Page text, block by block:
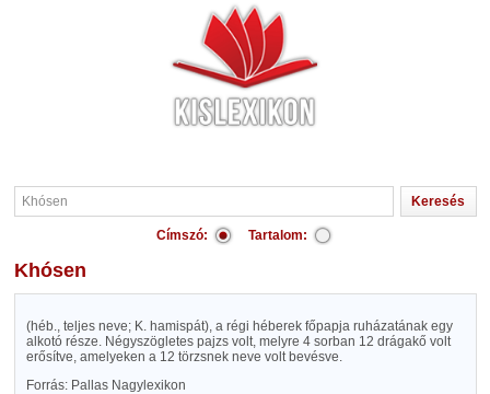
Címszó: Tartalom:
Khósen
(héb., teljes neve; K. hamispát), a régi héberek főpapja ruházatának egy
alkotó része. Négyszögletes pajzs volt, melyre 4 sorban 12 drágakő volt
erősítve, amelyeken a 12 törzsnek neve volt bevésve.
Forrás: Pallas Nagylexikon